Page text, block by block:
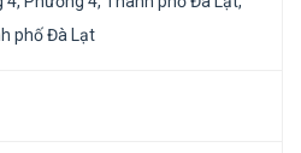
phố Đà Lạt